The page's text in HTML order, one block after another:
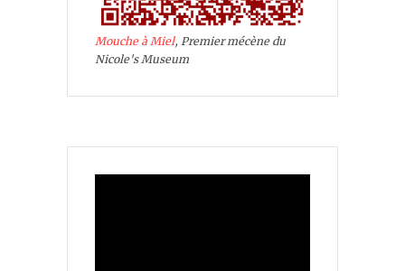
Mouche à Miel, Premier mécène du
Nicole's Museum